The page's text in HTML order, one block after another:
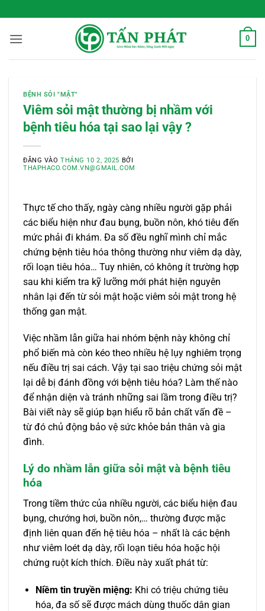
qua
nội
0
BỆNH SỎI "MẬT"
Viêm sỏi mật thường bị nhầm với
bệnh tiêu hóa tại sao lại vậy ?
ĐĂNG VÀOTHÁNG 10 2, 2025 BỞI
THAPHACO.COM.VN@GMAIL.COM
Thực tế cho thấy, ngày càng nhiều người gặp phải
các biểu hiện như đau bụng, buồn nôn, khó tiêu đến
mức phải đi khám. Đa số đều nghĩ mình chỉ mắc
chứng bệnh tiêu hóa thông thường như viêm dạ dày,
rối loạn tiêu hóa… Tuy nhiên, có không ít trường hợp
sau khi kiểm tra kỹ lưỡng mới phát hiện nguyên
nhân lại đến từ sỏi mật hoặc viêm sỏi mật trong hệ
thống gan mật.
Việc nhầm lẫn giữa hai nhóm bệnh này không chỉ
phổ biến mà còn kéo theo nhiều hệ lụy nghiêm trọng
nếu điều trị sai cách. Vậy tại sao triệu chứng sỏi mật
lại dễ bị đánh đồng với bệnh tiêu hóa? Làm thế nào
để nhận diện và tránh những sai lầm trong điều trị?
Bài viết này sẽ giúp bạn hiểu rõ bản chất vấn đề –
từ đó chủ động bảo vệ sức khỏe bản thân và gia
đình.
Lý do nhầm lẫn giữa sỏi mật và bệnh tiêu
hóa
Trong tiềm thức của nhiều người, các biểu hiện đau
bụng, chướng hơi, buồn nôn,… thường được mặc
định liên quan đến hệ tiêu hóa – nhất là các bệnh
như viêm loét dạ dày, rối loạn tiêu hóa hoặc hội
chứng ruột kích thích. Điều này xuất phát từ:
Niềm tin truyền miệng: Khi có triệu chứng tiêu
hóa, đa số sẽ được mách dùng thuốc dân gian